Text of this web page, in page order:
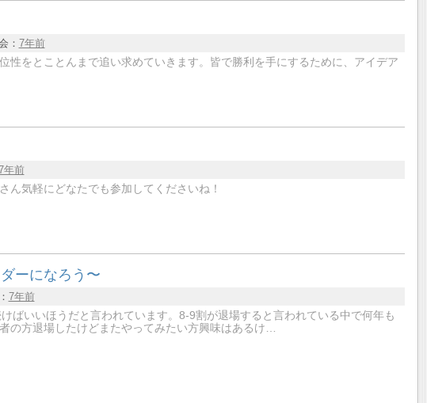
： 7年前
性をとことんまで追い求めていきます。皆で勝利を手にするために、アイデア
年前
ん気軽にどなたでも参加してくださいね！
ーになろう〜
7年前
ばいいほうだと言われています。8-9割が退場すると言われている中で何年も
の方退場したけどまたやってみたい方興味はあるけ…